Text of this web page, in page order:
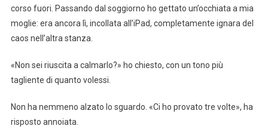
corso fuori. Passando dal soggiorno ho gettato un’occhiata a mia
moglie: era ancora lì, incollata all’iPad, completamente ignara del
caos nell’altra stanza.
«Non sei riuscita a calmarlo?» ho chiesto, con un tono più
tagliente di quanto volessi.
Non ha nemmeno alzato lo sguardo. «Ci ho provato tre volte», ha
risposto annoiata.